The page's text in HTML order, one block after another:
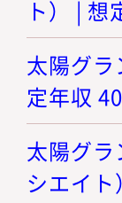
ト） | 想
太陽グ
定年収
太陽グ
シエイ